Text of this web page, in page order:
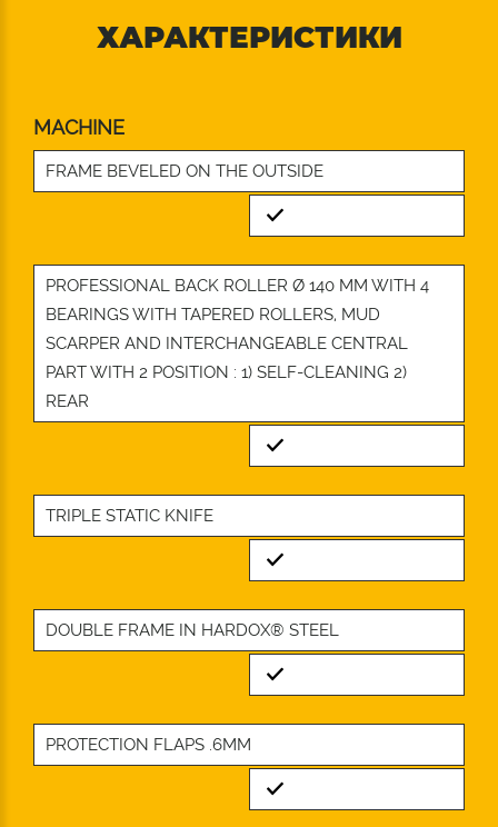
ХАРАКТЕРИСТИКИ
MACHINE
FRAME BEVELED ON THE OUTSIDE
Standard
PROFESSIONAL BACK ROLLER Ø 140 MM WITH 4
BEARINGS WITH TAPERED ROLLERS, MUD
SCARPER AND INTERCHANGEABLE CENTRAL
PART WITH 2 POSITION : 1) SELF-CLEANING 2)
REAR
Standard
TRIPLE STATIC KNIFE
Standard
DOUBLE FRAME IN HARDOX® STEEL
Standard
PROTECTION FLAPS .6MM
Standard